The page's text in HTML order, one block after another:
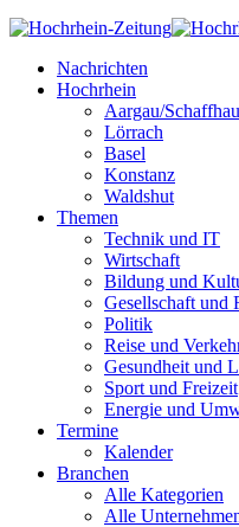
Nachrichten
Hochrhein
Aargau/
Lörrach
Basel
Konstanz
Waldshut
Themen
Technik und IT
Wirtschaft
Bildung und
Gesellschaft und
Politik
Reise und
Gesundheit und
Sport und Freizeit
Energie und
Termine
Kalender
Branchen
Alle Kategorien
Alle